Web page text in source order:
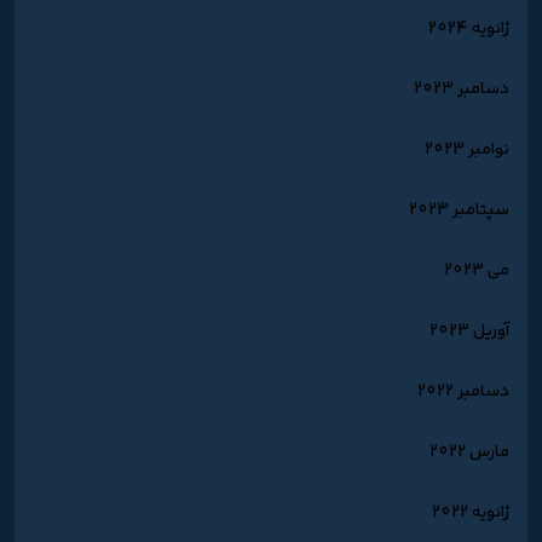
ژانویه 2024
دسامبر 2023
نوامبر 2023
سپتامبر 2023
می 2023
آوریل 2023
دسامبر 2022
مارس 2022
ژانویه 2022